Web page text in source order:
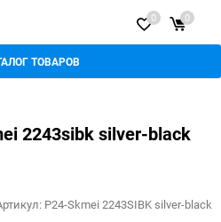
ТОВАРОВ
0 0
2243sibk silver-black
P24-Skmei 2243SIBK silver-black